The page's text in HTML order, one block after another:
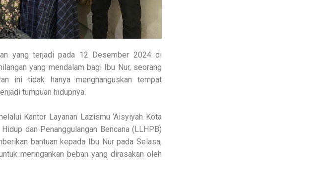
yang terjadi pada 12 Desember 2024 di
yang mendalam bagi Ibu Nur, seorang
ini tidak hanya menghanguskan tempat
tumpuan hidupnya.
Kantor Layanan Lazismu ‘Aisyiyah Kota
dan Penanggulangan Bencana (LLHPB)
bantuan kepada Ibu Nur pada Selasa,
meringankan beban yang dirasakan oleh